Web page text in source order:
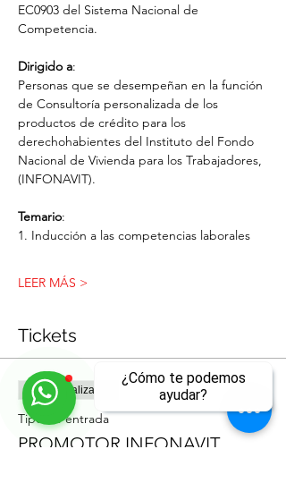
¿Cómo te podemos
ayudar?
EC0903 del Sistema Nacional de
Competencia.
Dirigido a:
Personas que se desempeñan en la función
de Consultoría personalizada de los
productos de crédito para los
derechohabientes del Instituto del Fondo
Nacional de Vivienda para los Trabajadores,
(INFONAVIT).
Temario:
1. Inducción a las competencias laborales
LEER MÁS >
Tickets
Venta finalizada
Tipo de entrada
PROMOTOR INFONAVIT